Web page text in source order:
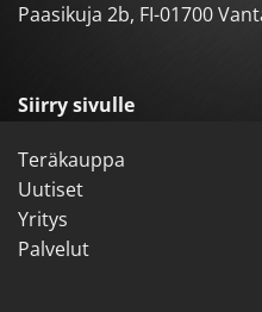
Paasikuja 2b, FI-01700
Siirry sivulle
Teräkauppa
Uutiset
Yritys
Palvelut